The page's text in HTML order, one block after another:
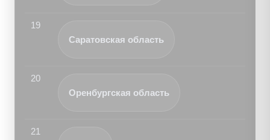
19
Саратовская область
20
Оренбургская область
21